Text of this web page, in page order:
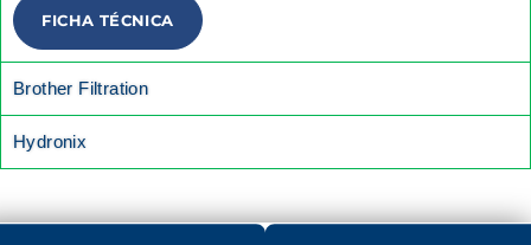
FICHA TÉCNICA
Brother Filtration
Hydronix